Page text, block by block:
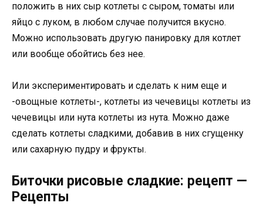
положить в них сыр котлеты с сыром, томаты или
яйцо с луком, в любом случае получится вкусно.
Можно использовать другую панировку для котлет
или вообще обойтись без нее.
Или экспериментировать и сделать к ним еще и
-овощные котлеты-, котлеты из чечевицы котлеты из
чечевицы или нута котлеты из нута. Можно даже
сделать котлеты сладкими, добавив в них сгущенку
или сахарную пудру и фрукты.
Биточки рисовые сладкие: рецепт —
Рецепты